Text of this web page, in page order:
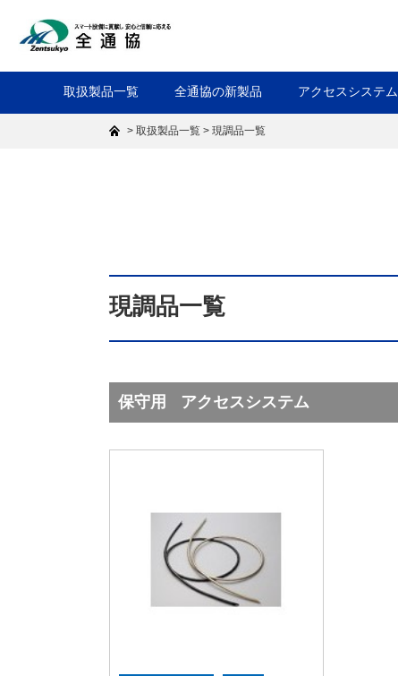
取扱製品一覧 全通協の新製品 アクセスシステム
> 取扱製品一覧 > 現調品一覧
現調品一覧
保守用 アクセスシステム